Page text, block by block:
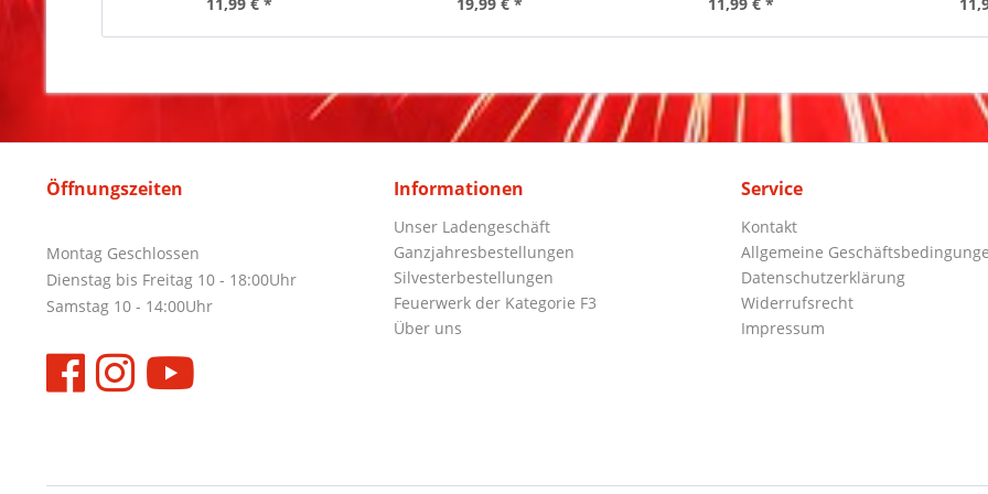
Öffnungszeiten
Montag Geschlossen
Dienstag bis Freitag 10 - 18:00Uhr
Samstag 10 - 14:00Uhr
Informationen
Unser Ladengeschäft
Ganzjahresbestellungen
Silvesterbestellungen
Feuerwerk der Kategorie F3
Über uns
Service
Kontakt
Allgemeine
Datenschutzerklärung
Widerrufsrecht
Impressum